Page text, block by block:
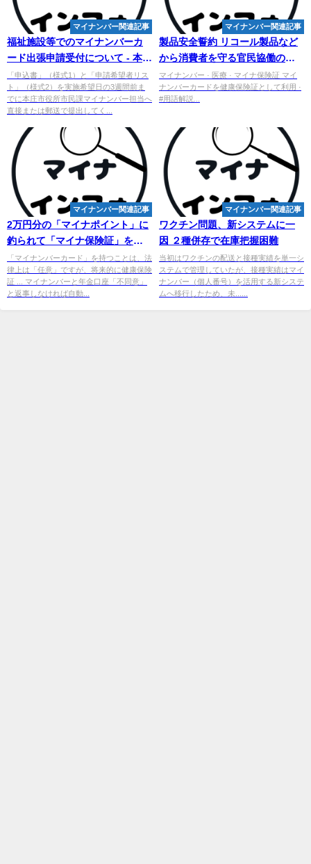
マイナンバー関連記事
福祉施設等でのマイナンバーカ
ード出張申請受付について - 本庄
市
「申込書」（様式1）と「申請希望者リス
ト」（様式2）を実施希望日の3週間前ま
でに本庄市役所市民課マイナンバー担当へ
直接または郵送で提出してく...
マイナンバー関連記事
製品安全誓約 リコール製品など
から消費者を守る官民協働の取
組 - 政府広報オンライン
マイナンバー · 医療 · マイナ保険証 マイ
ナンバーカードを健康保険証として利用 ·
#用語解説...
マイナンバー関連記事
2万円分の「マイナポイント」に
釣られて「マイナ保険証」を作
った人が抱えている「恐ろしい
...
「マイナンバーカード」を持つことは、法
律上は「任意」ですが、将来的に健康保険
証 ... マイナンバーと年金口座「不同意」
と返事しなければ自動...
マイナンバー関連記事
ワクチン問題、新システムに一
因 ２種併存で在庫把握困難
当初はワクチンの配送と接種実績を単一シ
ステムで管理していたが、接種実績はマイ
ナンバー（個人番号）を活用する新システ
ムへ移行したため、未......